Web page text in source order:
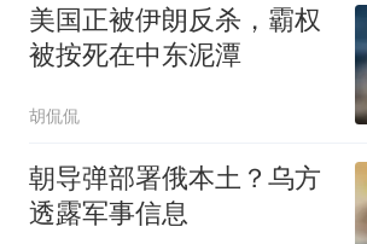
美国正被伊朗反杀，霸权
被按死在中东泥潭
胡侃侃
朝导弹部署俄本土？乌方
透露军事信息